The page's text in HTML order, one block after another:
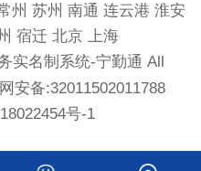
州 苏州 南通 连云港 淮安
宿迁 北京
上海
实名制系统-宁勤通 All
安备:32011502011788
号-1